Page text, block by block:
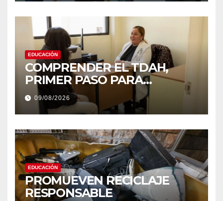
EDUCACIÓN
COMPRENDER EL TDAH,
PRIMER PASO PARA
DERRIBAR ESTIGMAS
09/08/2026
EDUCACIÓN
PROMUEVEN RECICLAJE
RESPONSABLE